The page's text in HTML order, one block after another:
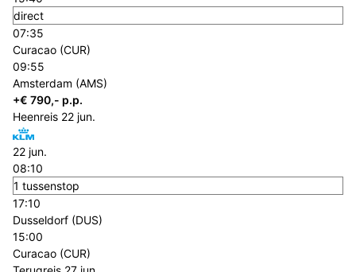
direct
07:35
Curacao (CUR)
09:55
Amsterdam (AMS)
+€ 790,- p.p.
Heenreis 22 jun.
22 jun.
08:10
1 tussenstop
17:10
Dusseldorf (DUS)
15:00
Curacao (CUR)